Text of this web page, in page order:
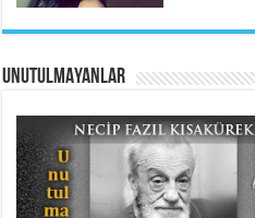
AHMET URFALI
Tahlil Denemesi...
Sibel Orhan
İki Kırık Boşluk...
UNUTULMAYANLAR